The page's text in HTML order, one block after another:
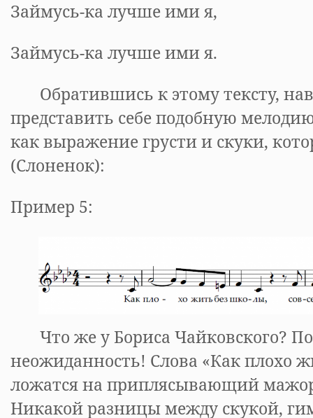
Займусь-ка лучше ими я,
Займусь-ка лучше ими я.
Обратившись к этому тексту,
представить себе подобную
как выражение грусти и скуки,
(Слоненок):
Пример 5:
Что же у Бориса Чайковского?
неожиданность! Слова «Как плохо
ложатся на приплясывающий
Никакой разницы между скукой,